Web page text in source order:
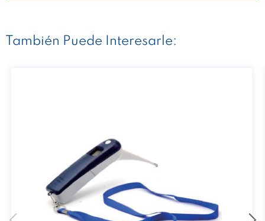
También Puede Interesarle: